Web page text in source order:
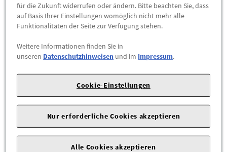
- +
Herstellerangaben:Mercedes-Benz AG |Mercedesstr. 120 |
70723 Stuttgart |Tel: +49711170 |E-Mail:
dialog.mb@mercedes-benz.com|Webseite:
https://www.mercedes-benz.com
Sie sind sich nicht sicher, ob das Ersatzteil bei Ihrem Fahrzeug
passt?
für die Zukunft widerrufen oder ändern. Bitte beachten Sie, dass
auf Basis Ihrer Einstellungen womöglich nicht mehr alle
Funktionalitäten der Seite zur Verfügung stehen.
Weitere Informationen finden Sie in
unseren Datenschutzhinweisen und im Impressum.
Cookie-Einstellungen
Nur erforderliche Cookies akzeptieren
Alle Cookies akzeptieren